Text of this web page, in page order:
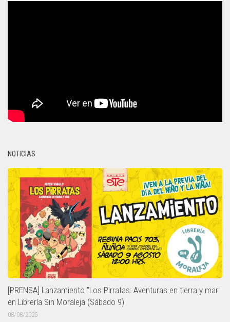
NOTICIAS
[PRENSA] Lanzamiento "Los Pirratas: Aventuras en tierra y mar"
en Librería Sin Moraleja (Sábado 9)
08/08/2025